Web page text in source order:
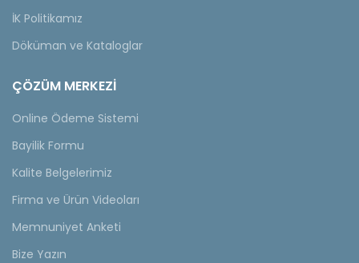
İK Politikamız
Döküman ve Kataloglar
ÇÖZÜM MERKEZİ
Online Ödeme Sistemi
Bayilik Formu
Kalite Belgelerimiz
Firma ve Ürün Videoları
Memnuniyet Anketi
Bize Yazın